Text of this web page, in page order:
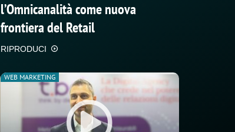
l’Omnicanalità come nuova
frontiera del Retail
RIPRODUCI
WEB MARKETING